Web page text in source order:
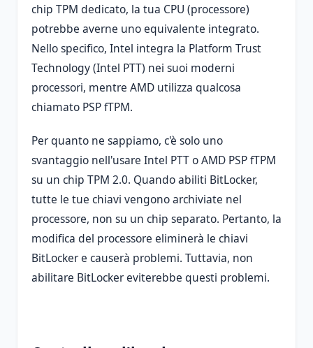
chip TPM dedicato, la tua CPU (processore)
potrebbe averne uno equivalente integrato.
Nello specifico, Intel integra la Platform Trust
Technology (Intel PTT) nei suoi moderni
processori, mentre AMD utilizza qualcosa
chiamato PSP fTPM.
Per quanto ne sappiamo, c'è solo uno
svantaggio nell'usare Intel PTT o AMD PSP fTPM
su un chip TPM 2.0. Quando abiliti BitLocker,
tutte le tue chiavi vengono archiviate nel
processore, non su un chip separato. Pertanto, la
modifica del processore eliminerà le chiavi
BitLocker e causerà problemi. Tuttavia, non
abilitare BitLocker eviterebbe questi problemi.